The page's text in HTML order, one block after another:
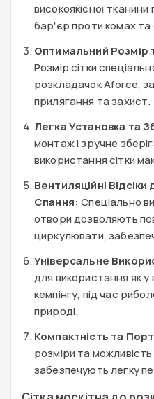
високоякісної
бар'єр проти комах та
Оптимальний Розмір
Розмір сітки
розкладачок Aforce,
прилягання та захист.
Легка Установка та
монтаж і зручне
використання сітки
Вентиляційні
Спання: Спеціально
отвори дозволяють
циркулювати,
Універсальне
для використання як у
кемпінгу, під час
природі.
Компактність та
розміри та
забезпечують легку